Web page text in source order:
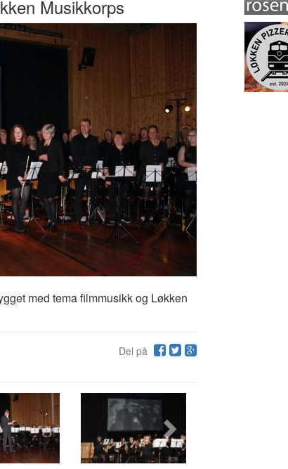
Musikkorps
med tema filmmusikk og Løkken
Del på